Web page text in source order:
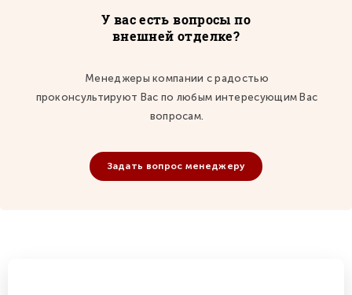
У вас есть вопросы по
внешней отделке?
Менеджеры компании с радостью
проконсультируют Вас по любым интересующим Вас
вопросам.
Задать вопрос менеджеру